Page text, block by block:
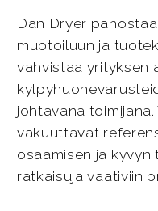
Dan Dryer
muotoiluun ja
vahvistaa yrityksen
johtavana
vakuuttavat
osaamisen ja
ratkaisuja vaativiin